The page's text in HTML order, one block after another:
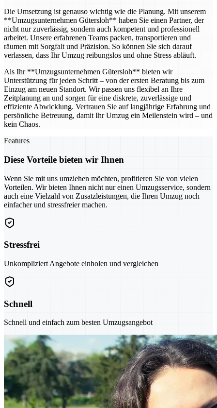
Die Umsetzung ist genauso wichtig wie die Planung. Mit unserem
**Umzugsunternehmen Gütersloh** haben Sie einen Partner, der
nicht nur zuverlässig, sondern auch kompetent und professionell
arbeitet. Unsere erfahrenen Teams packen, transportieren und
räumen mit Sorgfalt und Präzision. So können Sie sich darauf
verlassen, dass Ihr Umzug reibungslos und ohne Stress abläuft.
Als Ihr **Umzugsunternehmen Gütersloh** bieten wir
Unterstützung für jeden Schritt – von der ersten Beratung bis zum
Einzug am neuen Standort. Wir passen uns flexibel an Ihre
Zeitplanung an und sorgen für eine diskrete, zuverlässige und
effiziente Abwicklung. Vertrauen Sie auf langjährige Erfahrung und
persönliche Betreuung, damit Ihr Umzug ein Meilenstein wird – und
kein Chaos.
Features
Diese Vorteile bieten wir Ihnen
Wenn Sie mit uns umziehen möchten, profitieren Sie von vielen
Vorteilen. Wir bieten Ihnen nicht nur einen Umzugsservice, sondern
auch eine Vielzahl von Zusatzleistungen, die Ihren Umzug noch
einfacher und stressfreier machen.
Stressfrei
Unkompliziert Angebote einholen und vergleichen
Schnell
Schnell und einfach zum besten Umzugsangebot